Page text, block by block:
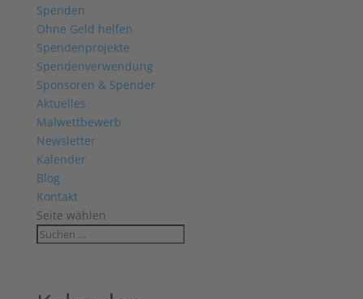
Spenden
Ohne Geld helfen
Spendenprojekte
Spendenverwendung
Sponsoren & Spender
Aktuelles
Malwettbewerb
Newsletter
Kalender
Blog
Kontakt
Seite wählen